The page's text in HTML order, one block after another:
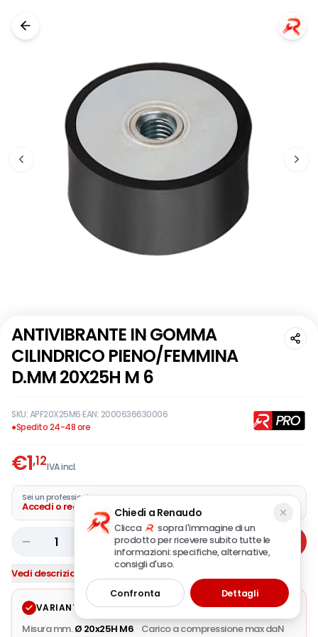
ANTIVIBRANTE IN GOMMA
CILINDRICO PIENO/FEMMINA
D.MM 20X25H M 6
SKU:APF20X25M6·EAN:2000636630006
●Spedito 24-48 ore
€1,12IVA incl.
Sei un professionista?
Accedi o registra la tua azienda
1 Aggiungi
Vedi descrizione completa
VARIANTE SELEZIONATA Modifica
Misura mm. Ø 20x25H M6 · Carico a compressione max daN
Chiedi a Renaudo
Clicca
sopra l'immagine di un
prodotto per ricevere subito tutte le
informazioni: specifiche, alternative,
consigli d'uso.
Confronta Dettagli